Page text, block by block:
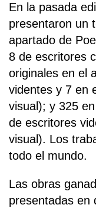
En la pasada
presentaron un
apartado de
8 de escritores
originales en el
videntes y 7 en
visual); y 325
de escritores
visual). Los
todo el mundo.
Las obras
presentadas en